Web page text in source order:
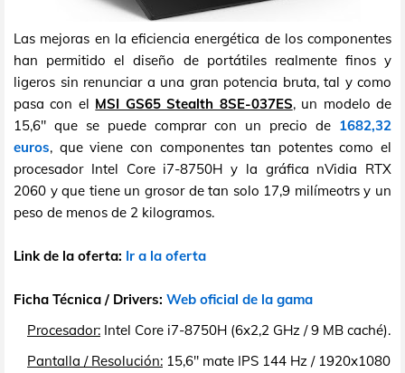
Las mejoras en la eficiencia energética de los componentes
han permitido el diseño de portátiles realmente finos y
ligeros sin renunciar a una gran potencia bruta, tal y como
pasa con el MSI GS65 Stealth 8SE-037ES, un modelo de
15,6" que se puede comprar con un precio de 1682,32
euros, que viene con componentes tan potentes como el
procesador Intel Core i7-8750H y la gráfica nVidia RTX
2060 y que tiene un grosor de tan solo 17,9 milímeotrs y un
peso de menos de 2 kilogramos.
Link de la oferta: Ir a la oferta
Ficha Técnica / Drivers: Web oficial de la gama
Procesador: Intel Core i7-8750H (6x2,2 GHz / 9 MB caché).
Pantalla / Resolución: 15,6" mate IPS 144 Hz / 1920x1080